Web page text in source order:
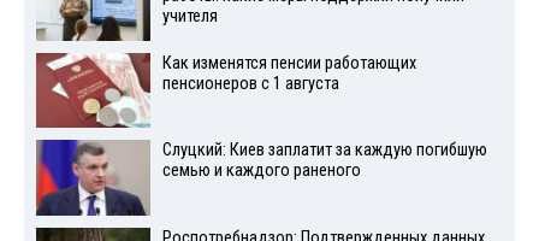
учителя
Как изменятся пенсии работающих
пенсионеров с 1 августа
Слуцкий: Киев заплатит за каждую погибшую
семью и каждого раненого